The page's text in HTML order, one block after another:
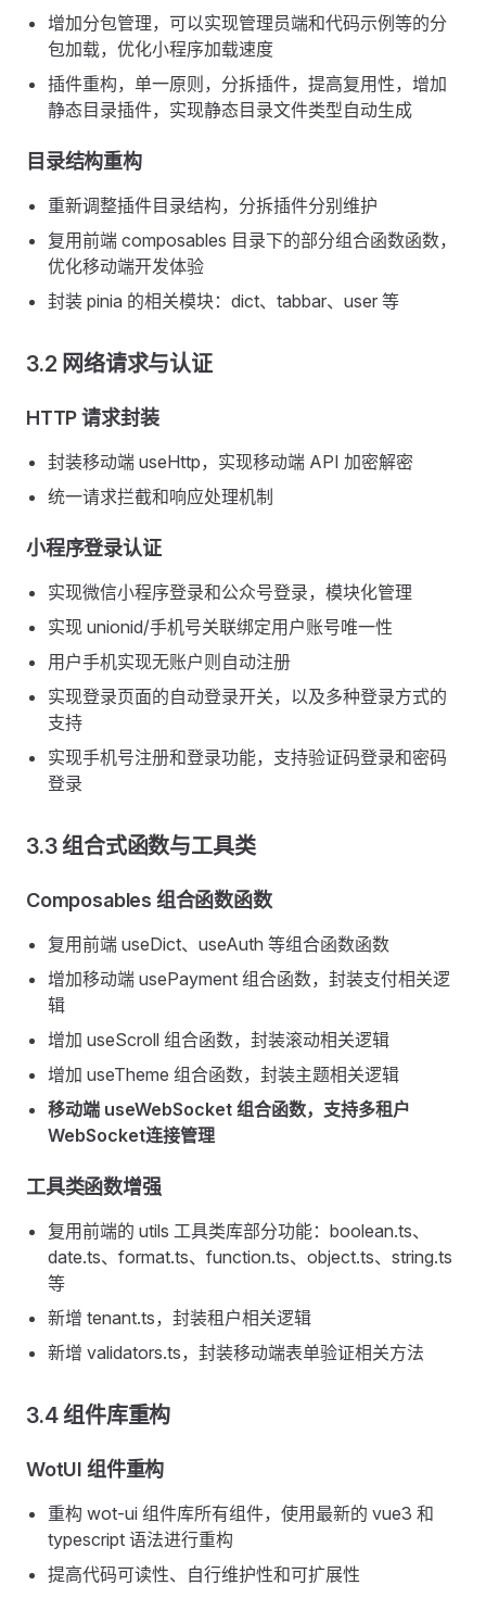
增加分包管理，可以实现管理员端和代码示例等的分
包加载，优化小程序加载速度
插件重构，单一原则，分拆插件，提高复用性，增加
静态目录插件，实现静态目录文件类型自动生成
目录结构重构
重新调整插件目录结构，分拆插件分别维护
复用前端 composables 目录下的部分组合函数函数，
优化移动端开发体验
封装 pinia 的相关模块：dict、tabbar、user 等
3.2 网络请求与认证
HTTP 请求封装
封装移动端 useHttp，实现移动端 API 加密解密
统一请求拦截和响应处理机制
小程序登录认证
实现微信小程序登录和公众号登录，模块化管理
实现 unionid/手机号关联绑定用户账号唯一性
用户手机实现无账户则自动注册
实现登录页面的自动登录开关，以及多种登录方式的
支持
实现手机号注册和登录功能，支持验证码登录和密码
登录
3.3 组合式函数与工具类
Composables 组合函数函数
复用前端 useDict、useAuth 等组合函数函数
增加移动端 usePayment 组合函数，封装支付相关逻
辑
增加 useScroll 组合函数，封装滚动相关逻辑
增加 useTheme 组合函数，封装主题相关逻辑
移动端 useWebSocket 组合函数，支持多租户
WebSocket连接管理
工具类函数增强
复用前端的 utils 工具类库部分功能：boolean.ts、
date.ts、format.ts、function.ts、object.ts、string.ts
等
新增 tenant.ts，封装租户相关逻辑
新增 validators.ts，封装移动端表单验证相关方法
3.4 组件库重构
WotUI 组件重构
重构 wot-ui 组件库所有组件，使用最新的 vue3 和
typescript 语法进行重构
提高代码可读性、自行维护性和可扩展性